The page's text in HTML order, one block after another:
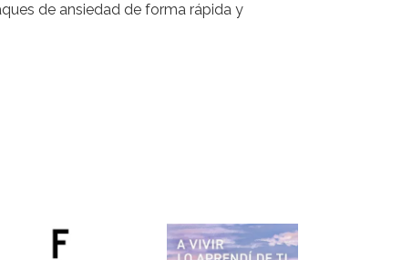
de ansiedad de forma rápida y